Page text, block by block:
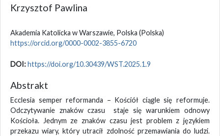
Krzysztof Pawlina
Akademia Katolicka w Warszawie, Polska (Polska)
https://orcid.org/0000-0002-3855-6720
DOI:https://doi.org/10.30439/WST.2025.1.9
Abstrakt
Ecclesia semper reformanda – Kościół ciągle się reformuje.
Odczytywanie znaków czasu staje się warunkiem odnowy
Kościoła. Jednym ze znaków czasu jest problem z językiem
przekazu wiary, który utracił zdolność przemawiania do ludzi.